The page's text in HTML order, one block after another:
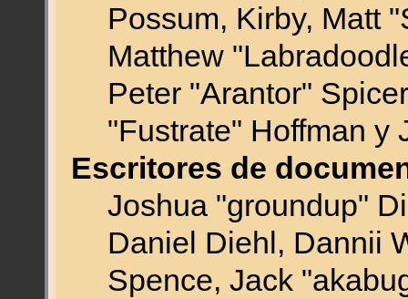
Possum, Kirby, Matt
Matthew
Peter "Arantor"
"Fustrate" Hoffman y
Escritores de
Joshua "groundup"
Daniel Diehl, Dannii
Spence, Jack